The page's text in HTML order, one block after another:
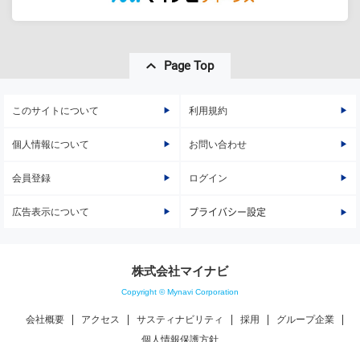
Page Top
このサイトについて 利用規約
個人情報について お問い合わせ
会員登録 ログイン
広告表示について プライバシー設定
株式会社マイナビ
Copyright © Mynavi Corporation
会社概要 アクセス サスティナビリティ 採用
グループ企業
個人情報保護方針